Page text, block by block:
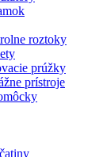
roztoky
prúžky
prístroje